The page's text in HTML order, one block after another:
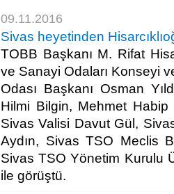
09.11.2016
Sivas heyetinden
TOBB Başkanı M. Rifat
ve Sanayi Odaları Konseyi
Odası Başkanı Osman
Hilmi Bilgin, Mehmet
Sivas Valisi Davut Gül,
Aydın, Sivas TSO Meclis
Sivas TSO Yönetim Kurulu
ile görüştü.​